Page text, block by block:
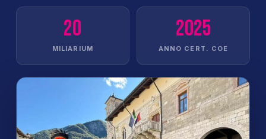
20
MILIARIUM
2025
ANNO CERT. COE